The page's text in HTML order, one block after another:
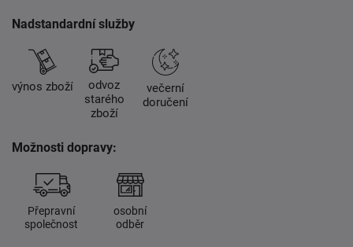
Nadstandardní služby
výnos zboží
odvoz
starého
zboží
večerní
doručení
Možnosti dopravy:
Přepravní
společnost
osobní
odběr